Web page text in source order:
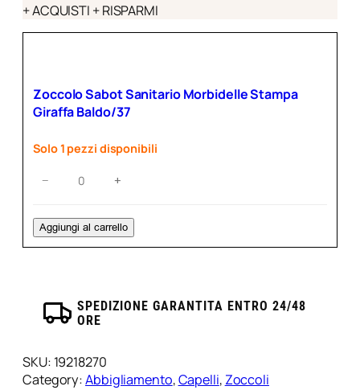
+ ACQUISTI + RISPARMI
Zoccolo
Morbidelle
Stampa
quantità
− +
Zoccolo Sabot Sanitario Morbidelle Stampa
Giraffa Baldo/37
Solo 1 pezzi disponibili
Aggiungi al carrello
SPEDIZIONE GARANTITA ENTRO 24/48
ORE
SKU: 19218270
Category:Abbigliamento, Capelli, Zoccoli